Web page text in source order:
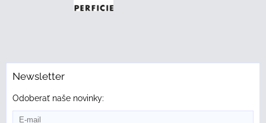
Newsletter
Odoberať naše novinky: